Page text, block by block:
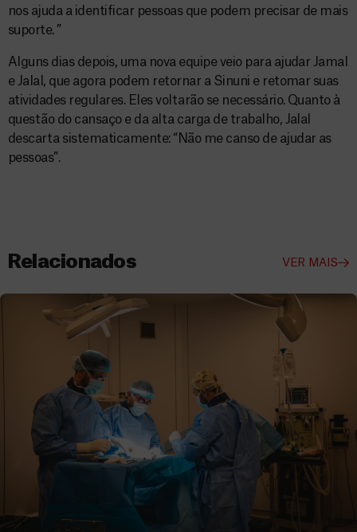
nos ajuda a identificar pessoas que podem precisar de mais
suporte. ”
Alguns dias depois, uma nova equipe veio para ajudar Jamal
e Jalal, que agora podem retornar a Sinuni e retomar suas
atividades regulares. Eles voltarão se necessário. Quanto à
questão do cansaço e da alta carga de trabalho, Jalal
descarta sistematicamente: “Não me canso de ajudar as
pessoas”.
Relacionados VER MAIS